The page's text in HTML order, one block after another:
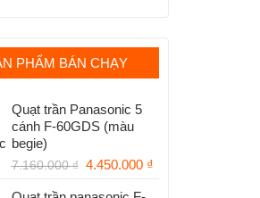
PHẨM BÁN CHẠY
Quạt trần Panasonic 5
cánh F-60GDS (màu
begie)
7.160.000₫ Giá
4.450.000 ₫Giá